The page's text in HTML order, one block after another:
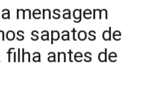
mensagem
sapatos de
antes de